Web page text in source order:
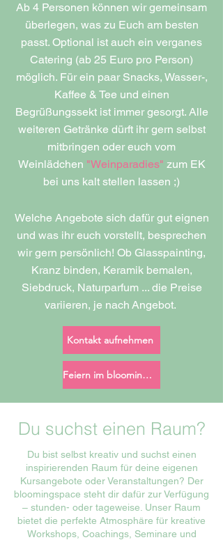
Ab 4 Personen können wir gemeinsam
überlegen, was zu Euch am besten
passt. Optional ist auch ein verganes
Catering (ab 25 Euro pro Person)
möglich. Für ein paar Snacks, Wasser-,
Kaffee & Tee und einen
Begrüßungssekt ist immer gesorgt. Alle
weiteren Getränke dürft ihr gern selbst
mitbringen oder euch vom
Weinlädchen "Weinparadies" zum EK
bei uns kalt stellen lassen ;)
Welche Angebote sich dafür gut eignen
und was ihr euch vorstellt, besprechen
wir gern persönlich! Ob Glasspainting,
Kranz binden, Keramik bemalen,
Siebdruck, Naturparfum ... die Preise
variieren, je nach Angebot.
Kontakt aufnehmen
Feiern im bloomingspace (PDF)
Du suchst einen Raum?
Du bist selbst kreativ und suchst einen
inspirierenden Raum für deine eigenen
Kursangebote oder Veranstaltungen? Der
bloomingspace steht dir dafür zur Verfügung
– stunden- oder tageweise. Unser Raum
bietet die perfekte Atmosphäre für kreative
Workshops, Coachings, Seminare und